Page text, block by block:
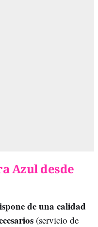
Azul desde
de una calidad
(servicio de